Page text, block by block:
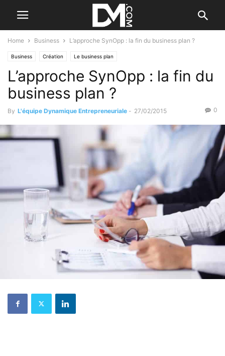
Home Business L’approche SynOpp : la fin du business plan ?
Business Création Le business plan
L’approche SynOpp : la fin du
business plan ?
By L'équipe Dynamique Entrepreneuriale - 27/02/2015 0